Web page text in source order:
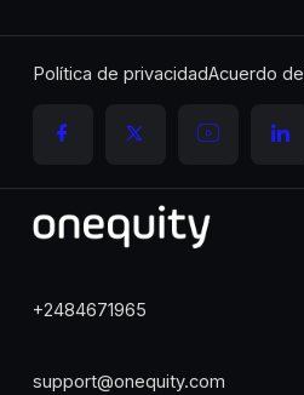
Política de privacidadAcuerdo
+2484671965
support@onequity.com